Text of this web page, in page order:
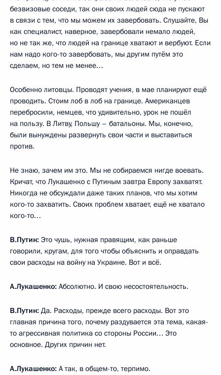
безвизовые соседи, так они своих людей сюда не пускают
в связи с тем, что мы можем их завербовать. Слушайте, Вы
как специалист, наверное, завербовали немало людей,
но не так же, что людей на границе хватают и вербуют. Если
нам надо кого-то завербовать, мы другим путём это
сделаем, но тем не менее…
Особенно литовцы. Проводят учения, в мае планируют ещё
проводить. Стоим лоб в лоб на границе. Американцев
перебросили, немцев, что удивительно, урок не пошёл
на пользу. В Литву, Польшу – батальоны. Мы, конечно,
были вынуждены развернуть свои части и выставиться
против.
Не знаю, зачем им это. Мы не собираемся нигде воевать.
Кричат, что Лукашенко с Путиным завтра Европу захватят.
Никогда не обсуждали даже таких планов, что мы хотим
кого-то захватить. Своих проблем хватает, ещё не хватало
кого-то…
В.Путин: Это чушь, нужная правящим, как раньше
говорили, кругам, для того чтобы объяснить и оправдать
свои расходы на войну на Украине. Вот и всё.
А.Лукашенко: Абсолютно. И свою несостоятельность.
В.Путин: Да. Расходы, прежде всего расходы. Вот это
главная причина того, почему раздувается эта тема, какая-
то агрессивная политика со стороны России… Это
основное. Других причин нет.
А.Лукашенко: А так, в общем-то, терпимо.